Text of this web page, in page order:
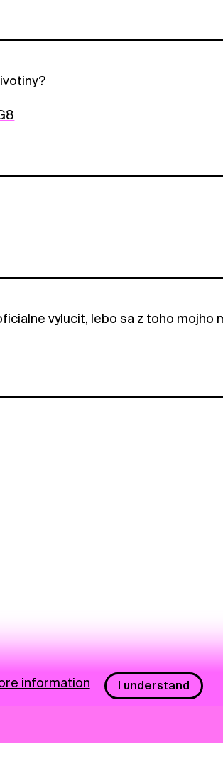
vylucit, lebo sa z toho mojho
information I understand